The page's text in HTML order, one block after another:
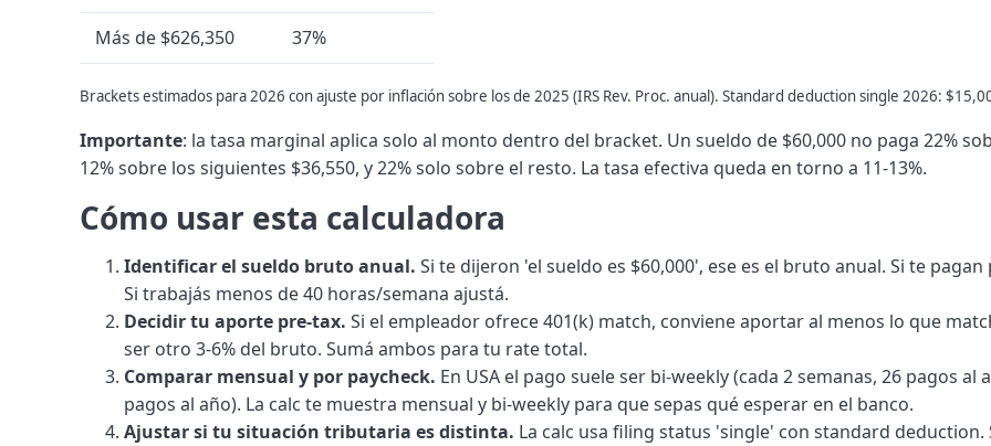
Más de $626,350 37%
Brackets estimados para 2026 con ajuste por inflación sobre los de 2025 (IRS Rev. Proc. anual). Standard deduction single 2026:
Importante: la tasa marginal aplica solo al monto dentro del bracket. Un sueldo de $60,000 no paga 22%
12% sobre los siguientes $36,550, y 22% solo sobre el resto. La tasa efectiva queda en torno a 11-13%.
Cómo usar esta calculadora
Identificar el sueldo bruto anual. Si te dijeron 'el sueldo es $60,000', ese es el bruto anual. Si te
Si trabajás menos de 40 horas/semana ajustá.
Decidir tu aporte pre-tax. Si el empleador ofrece 401(k) match, conviene aportar al menos lo que
ser otro 3-6% del bruto. Sumá ambos para tu rate total.
Comparar mensual y por paycheck. En USA el pago suele ser bi-weekly (cada 2 semanas, 26 pagos
pagos al año). La calc te muestra mensual y bi-weekly para que sepas qué esperar en el banco.
Ajustar si tu situación tributaria es distinta. La calc usa filing status 'single' con standard